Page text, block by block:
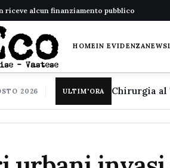
riceve alcun finanziamento pubblico
HOMEIN EVIDENZANEWS
2026 ULTIM'ORA